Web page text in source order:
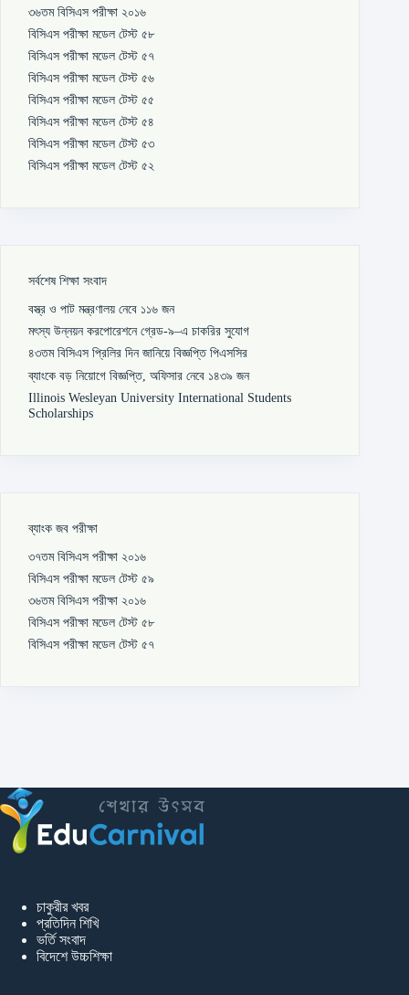
৩৬তম বিসিএস পরীক্ষা ২০১৬
বিসিএস পরীক্ষা মডেল টেস্ট ৫৮
বিসিএস পরীক্ষা মডেল টেস্ট ৫৭
বিসিএস পরীক্ষা মডেল টেস্ট ৫৬
বিসিএস পরীক্ষা মডেল টেস্ট ৫৫
বিসিএস পরীক্ষা মডেল টেস্ট ৫৪
বিসিএস পরীক্ষা মডেল টেস্ট ৫৩
বিসিএস পরীক্ষা মডেল টেস্ট ৫২
সর্বশেষ শিক্ষা সংবাদ
বস্ত্র ও পাট মন্ত্রণালয় নেবে ১১৬ জন
মৎস্য উন্নয়ন করপোরেশনে গ্রেড-৯–এ চাকরির সুযোগ
৪৩তম বিসিএস প্রিলির দিন জানিয়ে বিজ্ঞপ্তি পিএসসির
ব্যাংকে বড় নিয়োগে বিজ্ঞপ্তি, অফিসার নেবে ১৪৩৯ জন
Illinois Wesleyan University International Students
Scholarships
ব্যাংক জব পরীক্ষা
৩৭তম বিসিএস পরীক্ষা ২০১৬
বিসিএস পরীক্ষা মডেল টেস্ট ৫৯
৩৬তম বিসিএস পরীক্ষা ২০১৬
বিসিএস পরীক্ষা মডেল টেস্ট ৫৮
বিসিএস পরীক্ষা মডেল টেস্ট ৫৭
চাকুরীর খবর
প্রতিদিন শিখি
ভর্তি সংবাদ
বিদেশে উচ্চশিক্ষা